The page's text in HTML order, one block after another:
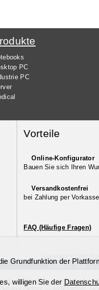
PC
PC
Vorteile
Online-Konfigurator
Bauen Sie sich Ihren
Versandkostenfrei
bei Zahlung per Vorkasse
FAQ (Häufige Fragen)
Home| AGB|
Grundfunktion der
willigen Sie der